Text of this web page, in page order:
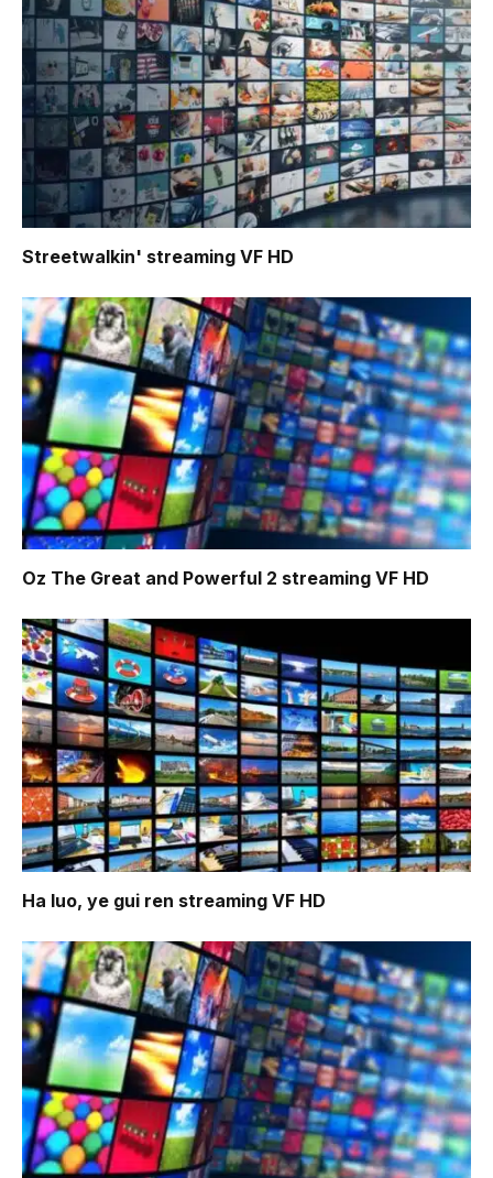
Streetwalkin' streaming VF HD
Oz The Great and Powerful 2 streaming VF HD
Ha luo, ye gui ren streaming VF HD